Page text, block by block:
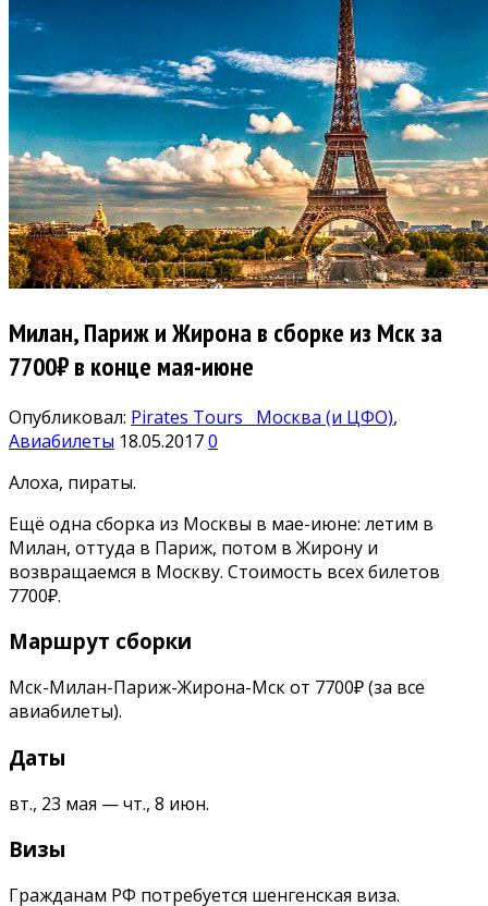
Милан, Париж и Жирона в сборке из Мск за
7700₽ в конце мая-июне
Опубликовал: Pirates Tours Москва (и ЦФО),
Авиабилеты 18.05.20170
Алоха, пираты.
Ещё одна сборка из Москвы в мае-июне: летим в
Милан, оттуда в Париж, потом в Жирону и
возвращаемся в Москву. Стоимость всех билетов
7700₽.
Маршрут сборки
Мск-Милан-Париж-Жирона-Мск от 7700₽ (за все
авиабилеты).
Даты
вт., 23 мая — чт., 8 июн.
Визы
Гражданам РФ потребуется шенгенская виза.